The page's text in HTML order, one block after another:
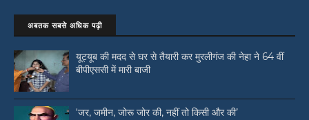
अबतक सबसे अधिक पढ़ी
यूट्यूब की मदद से घर से तैयारी कर मुरलीगंज की नेहा ने 64 वीं
बीपीएससी में मारी बाजी
‘जर, जमीन, जोरू जोर की, नहीं तो किसी और की’